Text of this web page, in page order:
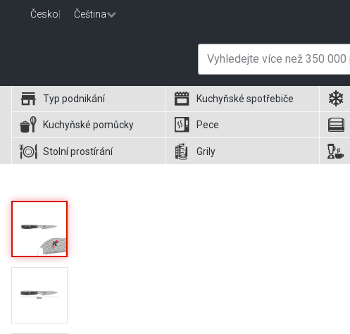
Česko Čeština
Typ podnikání Kuchyňské spotřebiče
Kuchyňské pomůcky Pece
Stolní prostírání Grily